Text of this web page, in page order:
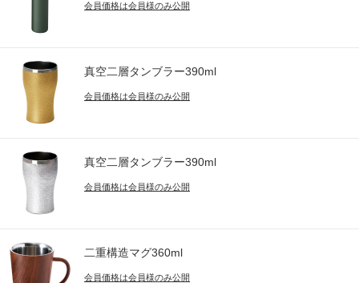
会員価格は会員様のみ公開
真空二層タンブラー390ml
会員価格は会員様のみ公開
真空二層タンブラー390ml
会員価格は会員様のみ公開
二重構造マグ360ml
会員価格は会員様のみ公開